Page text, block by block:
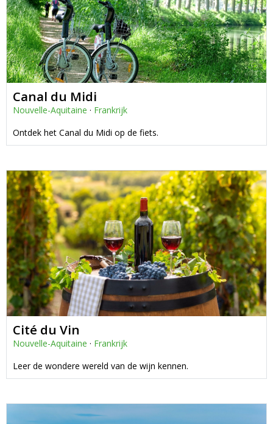
Canal du Midi
Nouvelle-Aquitaine · Frankrijk
Ontdek het Canal du Midi op de fiets.
Cité du Vin
Nouvelle-Aquitaine · Frankrijk
Leer de wondere wereld van de wijn kennen.